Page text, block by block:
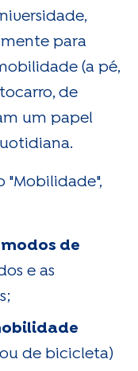
para
(a pé,
de
um papel
"Mobilidade",
modos de
e as
de bicicleta)